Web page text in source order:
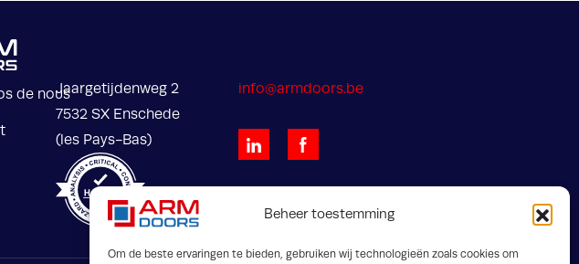
Beheer toestemming
Om de beste ervaringen te bieden, gebruiken wij technologieën zoals cookies om
de nousJaargetijdenweg 2
7532 SX Enschede
(les Pays-Bas)
info@armdoors.be